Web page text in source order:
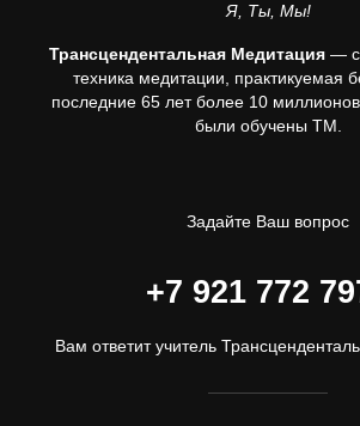
Я, Ты, Мы!
Трансцендентальная Медитация —
техника медитации, практикуемая
последние 65 лет более 10
были обучены ТМ.
Задайте Ваш вопрос
+7 921 772
Вам ответит учитель